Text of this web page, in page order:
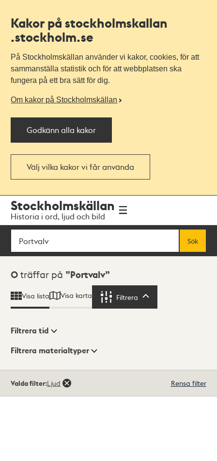
Kakor på stockholmskallan
.stockholm.se
På Stockholmskällan använder vi kakor, cookies, för att
sammanställa statistik och för att webbplatsen ska
fungera på ett bra sätt för dig.
Om kakor på Stockholmskällan
Godkänn alla kakor
Välj vilka kakor vi får använda
navigationen
huvudinnehållet
Stockholmskällan
Historia i ord, ljud och bild
Sök
Sök
Sökresultat
0 träffar på Portvalv
Visa lista Visa karta Filtrera
Visningsläge
Filtrera tid
Filtrera materialtyper
träffar
Valda filter:Ljud Rensa filter